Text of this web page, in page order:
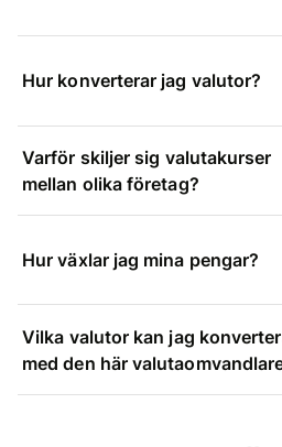
Hur konverterar jag valutor?
Varför skiljer sig valutakurser
mellan olika företag?
Hur växlar jag mina pengar?
Vilka valutor kan jag
med den här